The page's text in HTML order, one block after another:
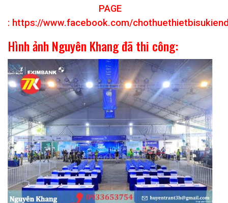
PAGE
: https://www.facebook.com/
Hình ảnh Nguyên Khang đã thi công: